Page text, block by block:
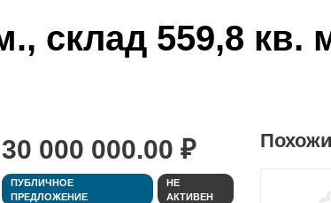
склад 559,8 кв.
30 000 000.00 ₽
ПУБЛИЧНОЕ
ПРЕДЛОЖЕНИЕ
НЕ
АКТИВЕН